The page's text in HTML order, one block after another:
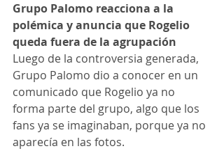
Grupo Palomo reacciona a la
polémica y anuncia que Rogelio
queda fuera de la agrupación
Luego de la controversia generada,
Grupo Palomo dio a conocer en un
comunicado que Rogelio ya no
forma parte del grupo, algo que los
fans ya se imaginaban, porque ya no
aparecía en las fotos.